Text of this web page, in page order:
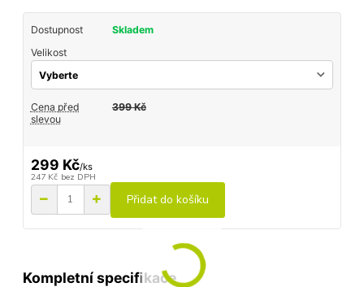
Dostupnost
Skladem
Velikost
Cena před
slevou
399 Kč
299 Kč/ks
247 Kč bez DPH
Přidat do košíku
Kompletní specifikace